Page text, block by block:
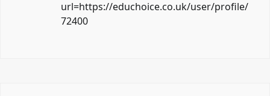
url=https://educhoice.co.uk/user/profile/
72400